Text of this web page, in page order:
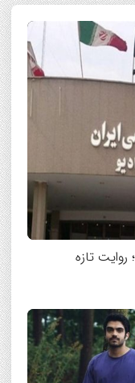
روایت تازه